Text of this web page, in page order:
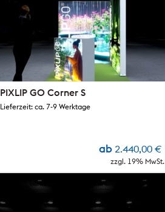
PIXLIP GO Corner S
ab 2.440,00 €
zzgl. 19% MwSt.
Lieferzeit: ca. 7-9 Werktage